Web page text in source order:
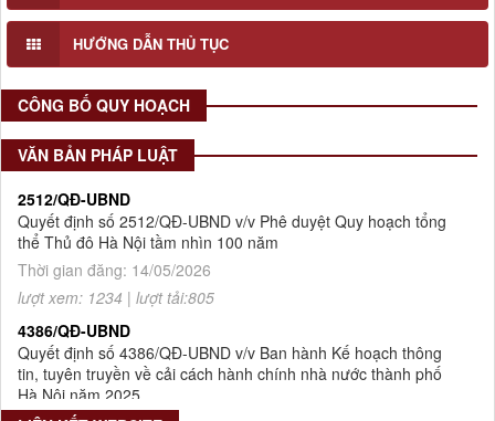
HƯỚNG DẪN THỦ TỤC
CÔNG BỐ QUY HOẠCH
VĂN BẢN PHÁP LUẬT
Số 908/KH-VQH
Kế hoạch Thông tin, tuyên truyền về cải cách hành chính nhà
nước của Viện Quy hoạch xây dựng Hà Nội giai đoạn 2026 -
2030
Thời gian đăng: 16/07/2026
lượt xem: 78 | lượt tải:30
2512/QĐ-UBND
Quyết định số 2512/QĐ-UBND v/v Phê duyệt Quy hoạch tổng
thể Thủ đô Hà Nội tầm nhìn 100 năm
Thời gian đăng: 14/05/2026
lượt xem: 1234 | lượt tải:805
4386/QĐ-UBND
Quyết định số 4386/QĐ-UBND v/v Ban hành Kế hoạch thông
tin, tuyên truyền về cải cách hành chính nhà nước thành phố
Hà Nội năm 2025
Thời gian đăng: 25/08/2025